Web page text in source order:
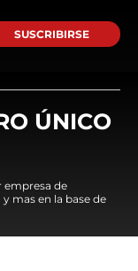
SUSCRIBIRSE
ÚNICO
empresa de
mas en la base de